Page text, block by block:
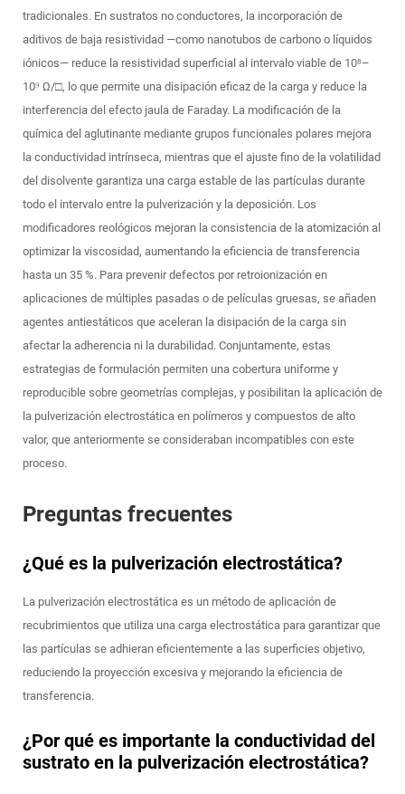
tradicionales. En sustratos no conductores, la incorporación de
aditivos de baja resistividad —como nanotubos de carbono o líquidos
iónicos— reduce la resistividad superficial al intervalo viable de 10⁸–
10⁹ Ω/□, lo que permite una disipación eficaz de la carga y reduce la
interferencia del efecto jaula de Faraday. La modificación de la
química del aglutinante mediante grupos funcionales polares mejora
la conductividad intrínseca, mientras que el ajuste fino de la volatilidad
del disolvente garantiza una carga estable de las partículas durante
todo el intervalo entre la pulverización y la deposición. Los
modificadores reológicos mejoran la consistencia de la atomización al
optimizar la viscosidad, aumentando la eficiencia de transferencia
hasta un 35 %. Para prevenir defectos por retroionización en
aplicaciones de múltiples pasadas o de películas gruesas, se añaden
agentes antiestáticos que aceleran la disipación de la carga sin
afectar la adherencia ni la durabilidad. Conjuntamente, estas
estrategias de formulación permiten una cobertura uniforme y
reproducible sobre geometrías complejas, y posibilitan la aplicación de
la pulverización electrostática en polímeros y compuestos de alto
valor, que anteriormente se consideraban incompatibles con este
proceso.
Preguntas frecuentes
¿Qué es la pulverización electrostática?
La pulverización electrostática es un método de aplicación de
recubrimientos que utiliza una carga electrostática para garantizar que
las partículas se adhieran eficientemente a las superficies objetivo,
reduciendo la proyección excesiva y mejorando la eficiencia de
transferencia.
¿Por qué es importante la conductividad del
sustrato en la pulverización electrostática?